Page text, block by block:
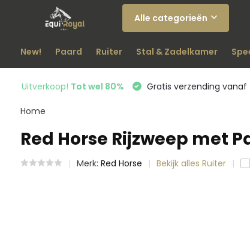
Alle categorieën
New! Paard Ruiter Stal & Zadelkamer
Uitverkoop! Tot wel 80% Gratis verzending vanaf
Home
Red Horse Rijzweep met
Merk: Red Horse Bekijk alles Ruiter